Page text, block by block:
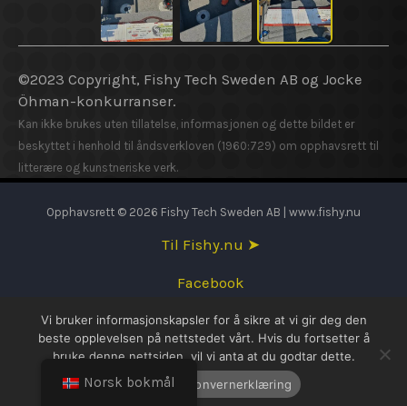
©2023 Copyright, Fishy Tech Sweden AB og Jocke
Öhman-konkurranser.
Kan ikke brukes uten tillatelse, informasjonen og dette bildet er
beskyttet i henhold til åndsverkloven (1960:729) om opphavsrett til
litterære og kunstneriske verk.
Opphavsrett © 2026 Fishy Tech Sweden AB | www.fishy.nu
Til Fishy.nu ➤
Facebook
English
Svenska
Norsk bokmål
Vi bruker informasjonskapsler for å sikre at vi gir deg den
beste opplevelsen på nettstedet vårt. Hvis du fortsetter å
bruke denne nettsiden, vil vi anta at du godtar dette.
OK
Personvernerklæring